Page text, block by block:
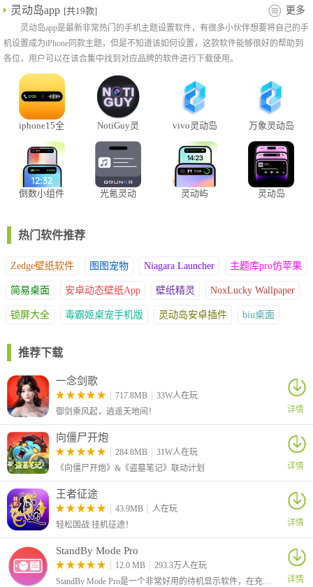
3、你也可以将一些程序切换到后台进行使用，给你带来另一种形
式显示
4、有任何提醒的时候，灵动岛都会发生一系列的形状改变，随时
都可以在这里获取一些重要信息
5、软件页面颜色搭配的非常鲜亮，在使用的时候绝对不会出现视
觉疲劳
1、设计了一套完整的交互UI，使得虚拟软件和硬件的交互更加顺
畅
灵动岛app [共19款] 更多
灵动岛app是最新非常热门的手机主题设置软件，有很多小伙伴想要将自己的手
机设置成为iPhone同款主题，但是不知道该如何设置，这款软件能够很好的帮助到
各位，用户可以在该合集中找到对应品牌的软件进行下载使用。
iphone15全
件
NotiGuy灵
vivo灵动岛
万象灵动岛
倒数小组件 光氪灵动 灵动屿 灵动岛
热门软件推荐
Zedge壁纸软件 图图宠物 Niagara Launcher 主题库pro仿苹果
简易桌面 安卓动态壁纸App 壁纸精灵 NoxLucky Wallpaper
锁屏大全 毒霸姬桌宠手机版 灵动岛安卓插件 biu桌面
推荐下载
一念剑歌
717.8MB
33W人在玩
御剑乘风起，逍遥天地间！
详情
向僵尸开炮
284.8MB
31W人在玩
《向僵尸开炮》&《盗墓笔记》联动计划
详情
王者征途
43.9MB
人在玩
轻松国战 挂机征途！
详情
StandBy Mode Pro
12.0 MB
293.3万人在玩
StandBy Mode Pro是一个非常好用的待机显示软件，在充电时或待机时可将您的手机或平板电脑变成智能显示屏，它采用 Material Design 3 和流畅的动画设计，打造优雅的桌面或床头外观
详情